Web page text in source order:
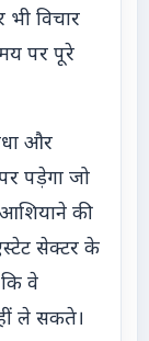
विचार
पर पूरे
और
पड़ेगा जो
की
सेक्टर के
वे
ले सकते।